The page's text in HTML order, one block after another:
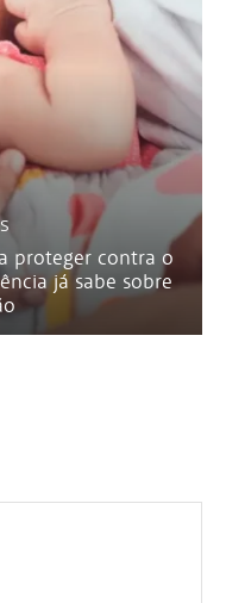
proteger contra o
já sabe sobre